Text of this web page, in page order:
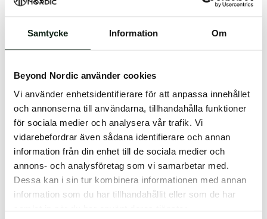
Samtycke Information Om
Beyond Nordic använder cookies
Vi använder enhetsidentifierare för att anpassa innehållet
och annonserna till användarna, tillhandahålla funktioner
för sociala medier och analysera vår trafik. Vi
vidarebefordrar även sådana identifierare och annan
information från din enhet till de sociala medier och
annons- och analysföretag som vi samarbetar med.
Dessa kan i sin tur kombinera informationen med annan
information som du har tillhandahållit eller som de har
An unknown error has occurred. An error report has
issue will be investigated.
Click the button below to refresh the website. If the
issue persists, either try waiting a moment or
reopening your browser.
Clearing your browser cache may also help in some
cases.
We apologize for the inconvenience.